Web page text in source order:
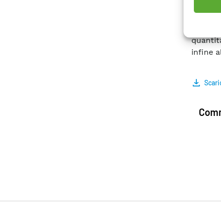
strato
alla
infine